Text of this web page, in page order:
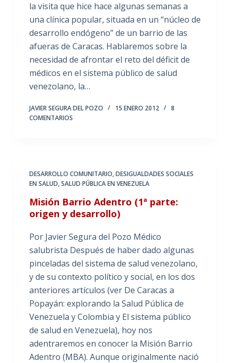
la visita que hice hace algunas semanas a
una clínica popular, situada en un “núcleo de
desarrollo endógeno” de un barrio de las
afueras de Caracas. Hablaremos sobre la
necesidad de afrontar el reto del déficit de
médicos en el sistema público de salud
venezolano, la…
JAVIER SEGURA DEL POZO 15 ENERO 2012
8
COMENTARIOS
DESARROLLO COMUNITARIO,DESIGUALDADES SOCIALES
EN SALUD,SALUD PÚBLICA EN VENEZUELA
Misión Barrio Adentro (1ª parte:
origen y desarrollo)
Por Javier Segura del Pozo Médico
salubrista Después de haber dado algunas
pinceladas del sistema de salud venezolano,
y de su contexto político y social, en los dos
anteriores artículos (ver De Caracas a
Popayán: explorando la Salud Pública de
Venezuela y Colombia y El sistema público
de salud en Venezuela), hoy nos
adentraremos en conocer la Misión Barrio
Adentro (MBA). Aunque originalmente nació